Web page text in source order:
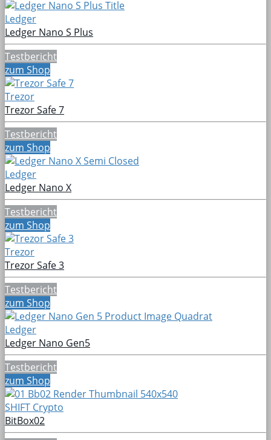
Ledger
Ledger Nano S Plus
Testbericht
zum Shop
Trezor
Trezor Safe 7
Testbericht
zum Shop
Ledger
Ledger Nano X
Testbericht
zum Shop
Trezor
Trezor Safe 3
Testbericht
zum Shop
Ledger
Ledger Nano Gen5
Testbericht
zum Shop
SHIFT Crypto
BitBox02